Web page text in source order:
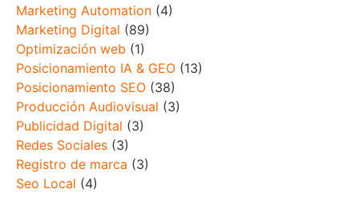
Marketing Automation (4)
Marketing Digital (89)
Optimización web (1)
Posicionamiento IA & GEO (13)
Posicionamiento SEO (38)
Producción Audiovisual (3)
Publicidad Digital (3)
Redes Sociales (3)
Registro de marca (3)
Seo Local (4)